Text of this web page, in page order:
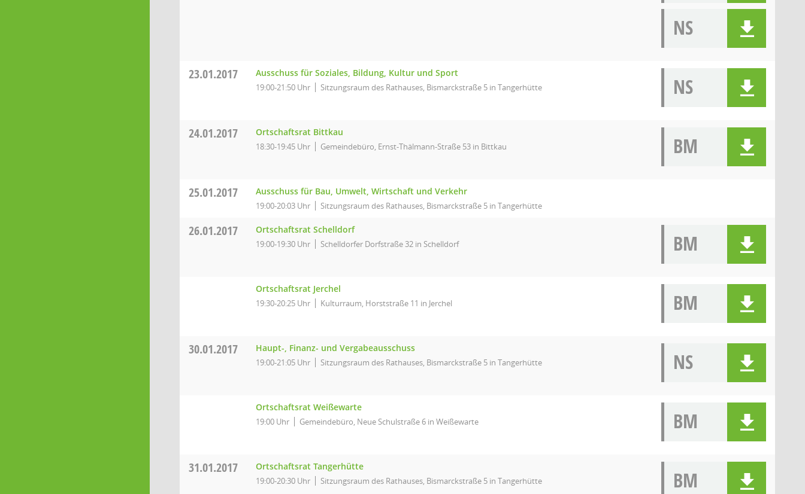
NS
23.01.2017 Ausschuss für Soziales, Bildung, Kultur und Sport
19:00-21:50 Uhr Sitzungsraum des Rathauses, Bismarckstraße 5 in Tangerhütte NS
24.01.2017 Ortschaftsrat Bittkau
18:30-19:45 Uhr Gemeindebüro, Ernst-Thälmann-Straße 53 in Bittkau BM
25.01.2017 Ausschuss für Bau, Umwelt, Wirtschaft und Verkehr
19:00-20:03 Uhr Sitzungsraum des Rathauses, Bismarckstraße 5 in Tangerhütte
26.01.2017 Ortschaftsrat Schelldorf
19:00-19:30 Uhr Schelldorfer Dorfstraße 32 in Schelldorf BM
Ortschaftsrat Jerchel
19:30-20:25 Uhr Kulturraum, Horststraße 11 in Jerchel BM
30.01.2017 Haupt-, Finanz- und Vergabeausschuss
19:00-21:05 Uhr Sitzungsraum des Rathauses, Bismarckstraße 5 in Tangerhütte NS
Ortschaftsrat Weißewarte
19:00 Uhr Gemeindebüro, Neue Schulstraße 6 in Weißewarte BM
31.01.2017 Ortschaftsrat Tangerhütte
19:00-20:30 Uhr Sitzungsraum des Rathauses, Bismarckstraße 5 in Tangerhütte
BM